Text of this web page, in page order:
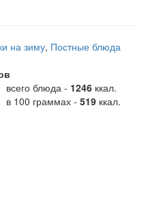
на зиму, Постные блюда
всего блюда - 1246 ккал.
в 100 граммах - 519 ккал.